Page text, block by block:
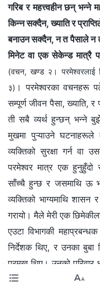
गरिब र महत्त्वहीन छन्
किन्‍न सक्दैन, ख्याति र
बनाउन सक्दैन, न त पैसाले न
मिनेट वा एक सेकेन्ड मात्रै
(वचन, खण्ड २। परमेश्‍वरलाई
३) । परमेश्‍वरका वचनहरू
सम्पूर्ण जीवन पैसा, ख्याति, र
ती सबै व्यर्थ हुन्छन् भन्ने
मुखमा पुऱ्याउने
व्यक्तिको सुरक्षा गर्न वा
परमेश्‍वर मात्र एक
साँच्चै हुन्छ र जसमाथि ऊ
व्यक्तिको भाग्यमाथि शासन
गरायो। मैले मेरी एक
एउटा विभागकी
निर्देशक थिए, र उनका
प्रमुख थिए। उनको परिवार
हाम्रो गल्लीका सबैले उनको